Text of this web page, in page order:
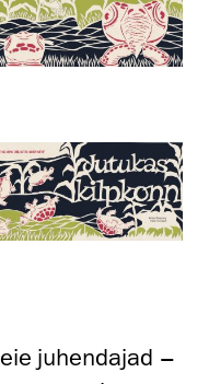
juhendajad –